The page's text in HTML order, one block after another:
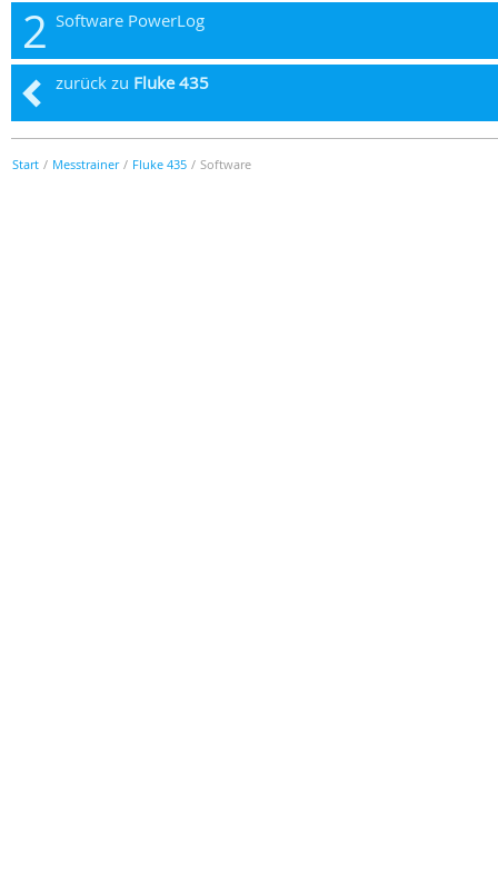
2 Software PowerLog
zurück zu Fluke 435
Start / Messtrainer / Fluke 435 / Software